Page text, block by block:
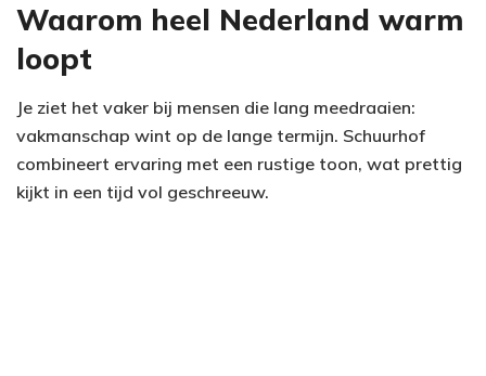
Waarom heel Nederland warm
loopt
Je ziet het vaker bij mensen die lang meedraaien:
vakmanschap wint op de lange termijn. Schuurhof
combineert ervaring met een rustige toon, wat prettig
kijkt in een tijd vol geschreeuw.